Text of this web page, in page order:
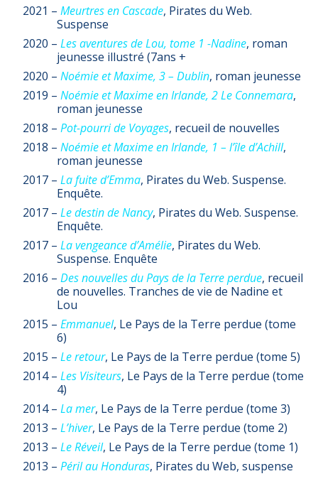
2021 – Meurtres en Cascade, Pirates du Web.
Suspense
2020 – Les aventures de Lou, tome 1 -Nadine, roman
jeunesse illustré (7ans +
2020 – Noémie et Maxime, 3 – Dublin, roman jeunesse
2019 – Noémie et Maxime en Irlande, 2 Le Connemara,
roman jeunesse
2018 – Pot-pourri de Voyages, recueil de nouvelles
2018 – Noémie et Maxime en Irlande, 1 – l’île d’Achill,
roman jeunesse
2017 – La fuite d’Emma, Pirates du Web. Suspense.
Enquête.
2017 – Le destin de Nancy, Pirates du Web. Suspense.
Enquête.
2017 – La vengeance d’Amélie, Pirates du Web.
Suspense. Enquête
2016 – Des nouvelles du Pays de la Terre perdue, recueil
de nouvelles. Tranches de vie de Nadine et
Lou
2015 – Emmanuel, Le Pays de la Terre perdue (tome
6)
2015 – Le retour, Le Pays de la Terre perdue (tome 5)
2014 – Les Visiteurs, Le Pays de la Terre perdue (tome
4)
2014 – La mer, Le Pays de la Terre perdue (tome 3)
2013 – L’hiver, Le Pays de la Terre perdue (tome 2)
2013 – Le Réveil, Le Pays de la Terre perdue (tome 1)
2013 – Péril au Honduras, Pirates du Web, suspense